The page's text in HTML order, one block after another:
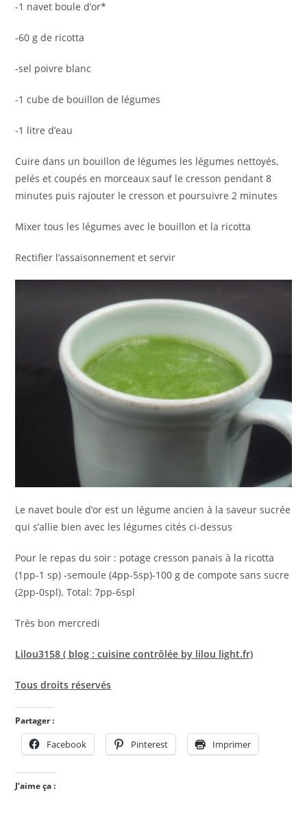
-1 navet boule d’or*
-60 g de ricotta
-sel poivre blanc
-1 cube de bouillon de légumes
-1 litre d’eau
Cuire dans un bouillon de légumes les légumes nettoyés,
pelés et coupés en morceaux sauf le cresson pendant 8
minutes puis rajouter le cresson et poursuivre 2 minutes
Mixer tous les légumes avec le bouillon et la ricotta
Rectifier l’assaisonnement et servir
Le navet boule d’or est un légume ancien à la saveur sucrée
qui s’allie bien avec les légumes cités ci-dessus
Pour le repas du soir : potage cresson panais à la ricotta
(1pp-1 sp) -semoule (4pp-5sp)-100 g de compote sans sucre
(2pp-0spl). Total: 7pp-6spl
Très bon mercredi
Lilou3158 ( blog : cuisine contrôlée by lilou light.fr)
Tous droits réservés
Partager :
Facebook Pinterest Imprimer
J’aime ça :